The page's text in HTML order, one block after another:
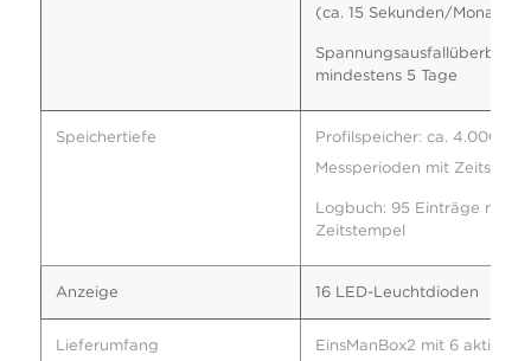
(ca. 15 Sekunden/Monat)
mindestens 5 Tage
Speichertiefe
Profilspeicher: ca. 4.000
Messperioden mit
Logbuch: 95 Einträge mit
Zeitstempel
Anzeige 16 LED-Leuchtdioden
Lieferumfang
EinsManBox2 mit 6 aktiven